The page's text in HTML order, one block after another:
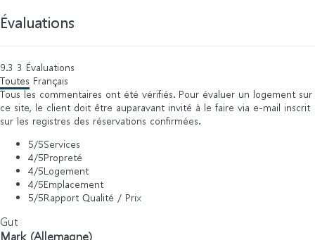
Évaluations
9.3 3 Évaluations
Toutes Français
Tous les commentaires ont été vérifiés. Pour évaluer un logement sur
ce site, le client doit être auparavant invité à le faire via e-mail inscrit
sur les registres des réservations confirmées.
5/5Services
4/5Propreté
4/5Logement
4/5Emplacement
5/5Rapport Qualité / Prix
Gut
Mark (Allemagne)